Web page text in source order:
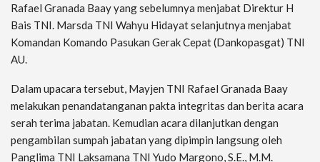
Rafael Granada Baay yang sebelumnya menjabat Direktur H
Bais TNI. Marsda TNI Wahyu Hidayat selanjutnya menjabat
Komandan Komando Pasukan Gerak Cepat (Dankopasgat) TNI
AU.
Dalam upacara tersebut, Mayjen TNI Rafael Granada Baay
melakukan penandatanganan pakta integritas dan berita acara
serah terima jabatan. Kemudian acara dilanjutkan dengan
pengambilan sumpah jabatan yang dipimpin langsung oleh
Panglima TNI Laksamana TNI Yudo Margono, S.E., M.M.